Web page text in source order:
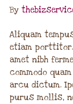
By
Aliquam
etiam
amet nibh
commodo
arcu dictum.
purus mollis,